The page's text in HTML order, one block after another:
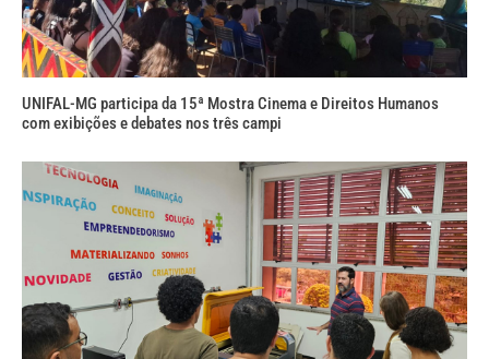
UNIFAL-MG participa da 15ª Mostra Cinema e Direitos Humanos
com exibições e debates nos três campi